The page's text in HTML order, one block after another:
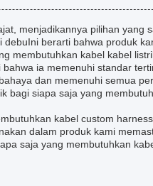
menjadikannya pilihan yang
berarti bahwa produk
membutuhkan kabel kabel
ia memenuhi standar
dan memenuhi semua
bagi siapa saja yang
kabel custom
dalam produk kami
saja yang membutuhkan